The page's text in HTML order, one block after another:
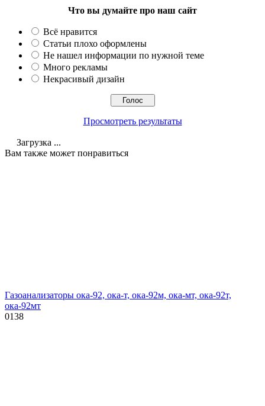
Что вы думайте про наш сайт
Всё нравится
Статьи плохо оформлены
Не нашел информации по нужной теме
Много рекламы
Некрасивый дизайн
Просмотреть результаты
Загрузка ...
Вам также может понравиться
Газоанализаторы ока-92, ока-т, ока-92м, ока-мт, ока-92т,
ока-92мт
0138